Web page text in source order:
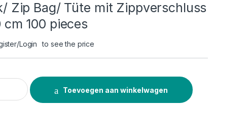
Zip Bag/ Tüte mit Zippverschluss
cm 100 pieces
Login to see the price
Bag/ Tüte mit Zippverschluss 50 x 50 cm 100 pieces quantity
Toevoegen aan winkelwagen